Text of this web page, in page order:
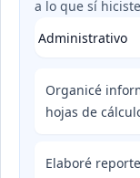
a lo que sí
Organicé
hojas de
Elaboré